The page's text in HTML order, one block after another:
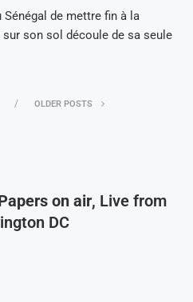
de mettre fin à la
son sol découle de sa seule
OLDER POSTS
on air, Live from
DC